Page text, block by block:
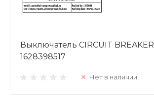
Выключатель CIRCUIT BREAKER
1628398517
Нет в наличии